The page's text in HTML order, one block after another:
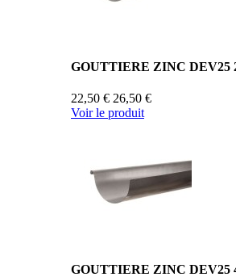
GOUTTIERE ZINC DEV25
22,50 € 26,50 €
Voir le produit
GOUTTIERE ZINC DEV25